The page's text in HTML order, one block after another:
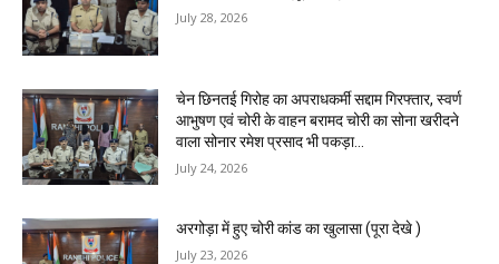
July 28, 2026
चेन छिनतई गिरोह का अपराधकर्मी सद्दाम गिरफ्तार, स्वर्ण
आभुषण एवं चोरी के वाहन बरामद चोरी का सोना खरीदने
वाला सोनार रमेश प्रसाद भी पकड़ा...
July 24, 2026
अरगोड़ा में हुए चोरी कांड का खुलासा (पूरा देखे )
July 23, 2026